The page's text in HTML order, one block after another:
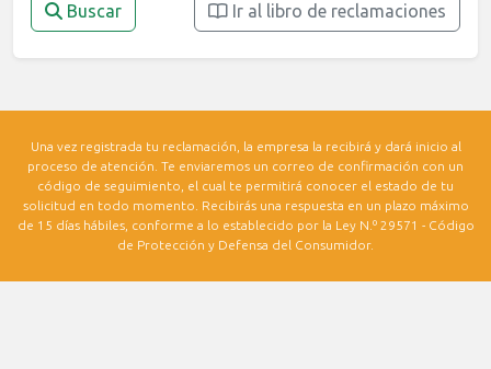
Buscar Ir al libro de reclamaciones
Una vez registrada tu reclamación, la empresa la recibirá y dará inicio al
proceso de atención. Te enviaremos un correo de confirmación con un
código de seguimiento, el cual te permitirá conocer el estado de tu
solicitud en todo momento. Recibirás una respuesta en un plazo máximo
de 15 días hábiles, conforme a lo establecido por la Ley N.º 29571 - Código
de Protección y Defensa del Consumidor.